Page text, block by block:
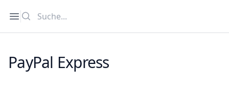
Open sidebar
PayPal Express